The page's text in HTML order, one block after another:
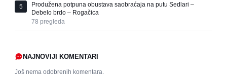
5
Produžena potpuna obustava saobraćaja na putu Sedlari –
Debelo brdo – Rogačica
78 pregleda
NAJNOVIJI KOMENTARI
Još nema odobrenih komentara.